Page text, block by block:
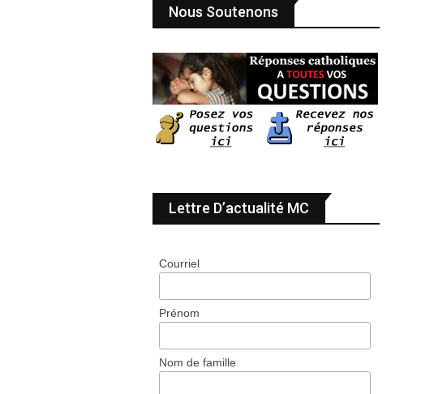
Nous Soutenons
Lettre D’actualité MC
Courriel
Prénom
Nom de famille